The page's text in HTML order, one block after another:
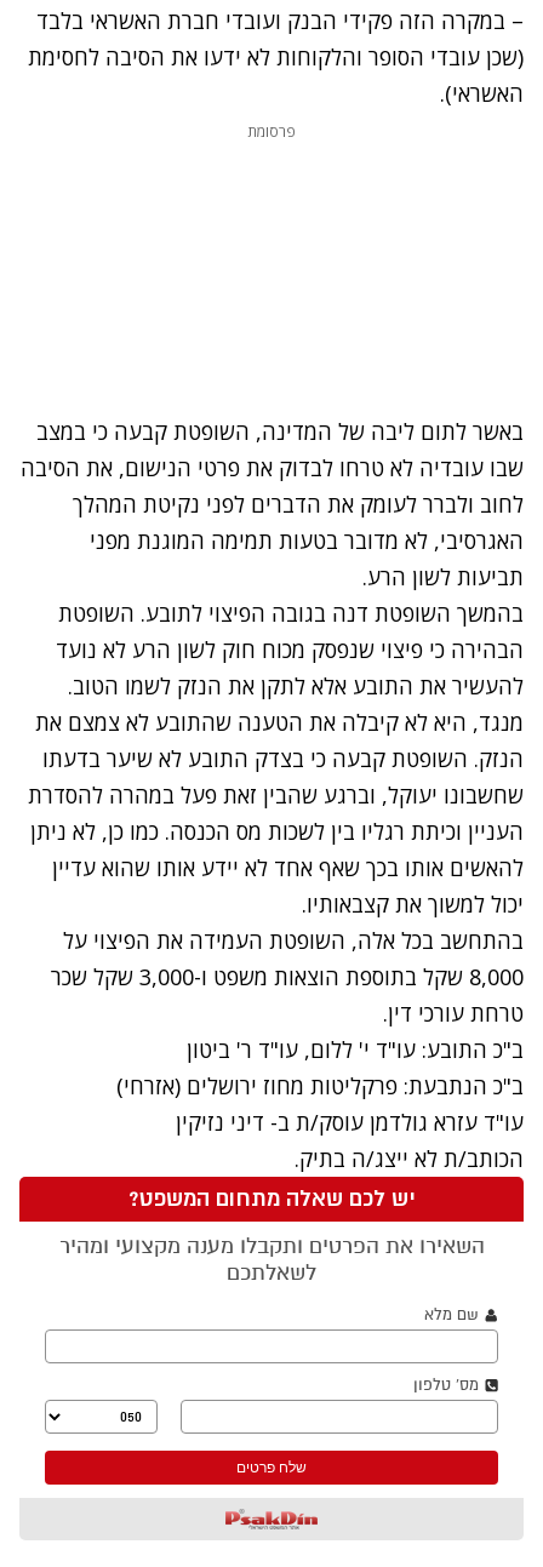
– במקרה הזה פקידי הבנק ועובדי חברת האשראי בלבד
(שכן עובדי הסופר והלקוחות לא ידעו את הסיבה לחסימת
האשראי).
פרסומת
באשר לתום ליבה של המדינה, השופטת קבעה כי במצב
שבו עובדיה לא טרחו לבדוק את פרטי הנישום, את הסיבה
לחוב ולברר לעומק את הדברים לפני נקיטת המהלך
האגרסיבי, לא מדובר בטעות תמימה המוגנת מפני
תביעות לשון הרע.
בהמשך השופטת דנה בגובה הפיצוי לתובע. השופטת
הבהירה כי פיצוי שנפסק מכוח חוק לשון הרע לא נועד
להעשיר את התובע אלא לתקן את הנזק לשמו הטוב.
מנגד, היא לא קיבלה את הטענה שהתובע לא צמצם את
הנזק. השופטת קבעה כי בצדק התובע לא שיער בדעתו
שחשבונו יעוקל, וברגע שהבין זאת פעל במהרה להסדרת
העניין וכיתת רגליו בין לשכות מס הכנסה. כמו כן, לא ניתן
להאשים אותו בכך שאף אחד לא יידע אותו שהוא עדיין
יכול למשוך את קצבאותיו.
בהתחשב בכל אלה, השופטת העמידה את הפיצוי על
8,000 שקל בתוספת הוצאות משפט ו-3,000 שקל שכר
טרחת עורכי דין.
ב"כ התובע: עו"ד י' ללום, עו"ד ר' ביטון
ב"כ הנתבעת: פרקליטות מחוז ירושלים (אזרחי)
עו"ד עזרא גולדמן עוסק/ת ב- דיני נזיקין
הכותב/ת לא ייצג/ה בתיק.